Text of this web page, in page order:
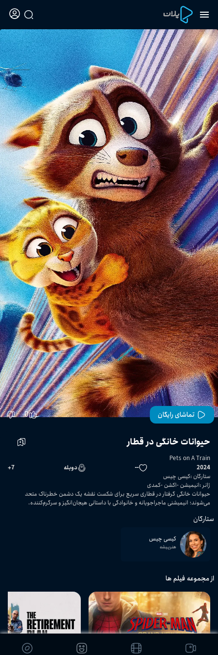
تماشای رایگان 0
حیوانات خانگی در قطار
Pets on A Train
2024
-- دوبله 7
+
ستارگان :کیسی چیس
ژانر:انیمیشن اکشن کمدی
حیوانات خانگی گرفتار در قطاری سریع برای شکست نقشه یک دشمن خطرناک متحد
می‌شوند؛ انیمیشنی ماجراجویانه و خانوادگی با داستانی هیجان‌انگیز و سرگرم‌کننده.
ستارگان
کیسی چیس
هنرپیشه
از مجموعه فیلم ها